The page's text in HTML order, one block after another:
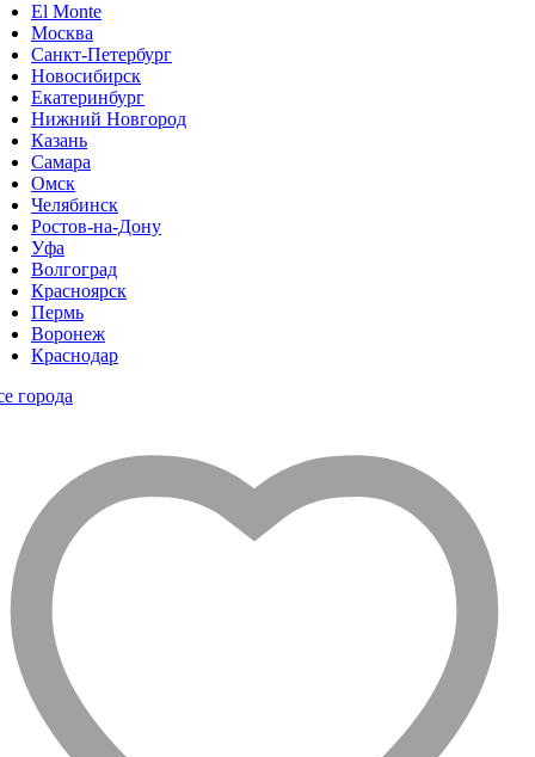
El Monte
Москва
Санкт-Петербург
Новосибирск
Екатеринбург
Нижний Новгород
Казань
Самара
Омск
Челябинск
Ростов-на-Дону
Уфа
Волгоград
Красноярск
Пермь
Воронеж
Краснодар
города